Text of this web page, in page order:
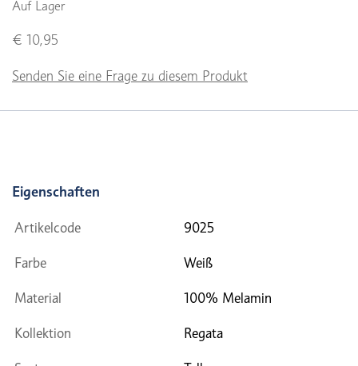
Auf Lager
€ 10,95
Senden Sie eine Frage zu diesem Produkt
Eigenschaften
Artikelcode 9025
Farbe Weiß
Material 100% Melamin
Kollektion Regata